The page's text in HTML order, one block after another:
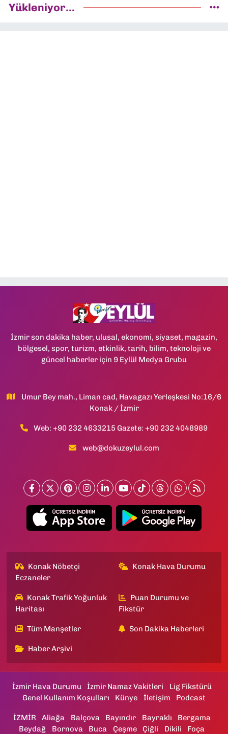
Yükleniyor...
İzmir son dakika haber, ulusal, ekonomi, siyaset, magazin,
bölgesel, spor, turizm, etkinlik, tarih, bilim, teknoloji ve
güncel haberler için 9 Eylül Medya Grubu
Umur Bey mah., Liman cad, Havagazı Yerleşkesi No:16/6
Konak / İzmir
Web: +90 232 4633215 Gazete: +90 232 4048989
web@dokuzeylul.com
Konak Nöbetçi
Eczaneler
Konak Hava Durumu
Konak Trafik Yoğunluk
Haritası
Puan Durumu ve
Fikstür
Tüm Manşetler Son Dakika Haberleri
Haber Arşivi
İzmir Hava Durumu İzmir Namaz Vakitleri
Lig Fikstürü
Genel Kullanım Koşulları
Künye İletişim Podcast
İZMİR Aliağa Balçova Bayındır Bayraklı
Bergama
Beydağ
Bornova Buca Çeşme Çiğli Dikili Foça